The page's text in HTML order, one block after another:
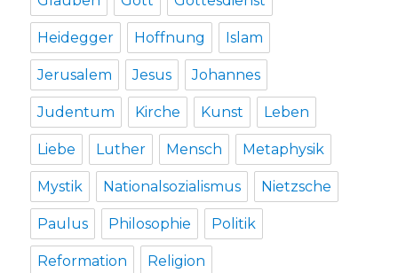
Heidegger Hoffnung Islam
Jerusalem Jesus Johannes
Judentum Kirche Kunst Leben
Liebe Luther Mensch Metaphysik
Mystik Nationalsozialismus Nietzsche
Paulus Philosophie Politik
Reformation Religion